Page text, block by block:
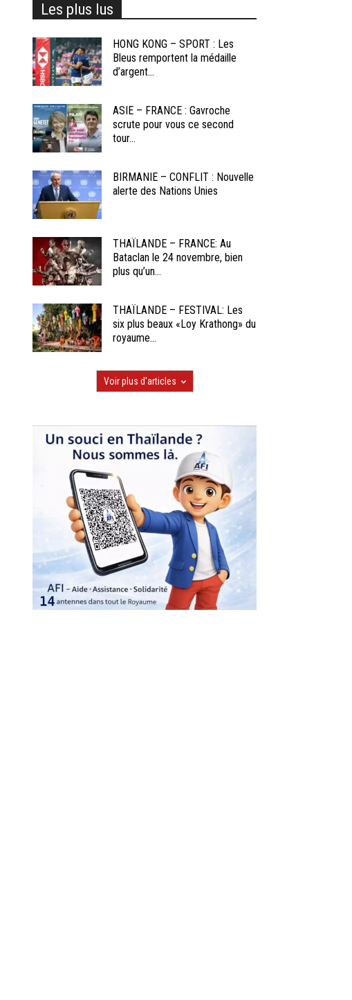
Les plus lus
HONG KONG – SPORT : Les
Bleus remportent la médaille
d’argent...
ASIE – FRANCE : Gavroche
scrute pour vous ce second
tour...
BIRMANIE – CONFLIT : Nouvelle
alerte des Nations Unies
THAÏLANDE – FRANCE: Au
Bataclan le 24 novembre, bien
plus qu’un...
THAÏLANDE – FESTIVAL: Les
six plus beaux «Loy Krathong» du
royaume...
Voir plus d'articles